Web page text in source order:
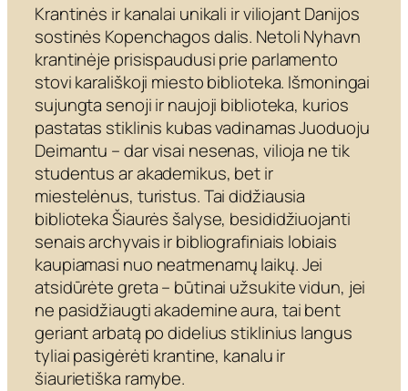
Krantinės ir kanalai unikali ir viliojant Danijos
sostinės Kopenchagos dalis. Netoli Nyhavn
krantinėje prisispaudusi prie parlamento
stovi karališkoji miesto biblioteka. Išmoningai
sujungta senoji ir naujoji biblioteka, kurios
pastatas stiklinis kubas vadinamas Juoduoju
Deimantu – dar visai nesenas, vilioja ne tik
studentus ar akademikus, bet ir
miestelėnus, turistus. Tai didžiausia
biblioteka Šiaurės šalyse, besididžiuojanti
senais archyvais ir bibliografiniais lobiais
kaupiamasi nuo neatmenamų laikų. Jei
atsidūrėte greta – būtinai užsukite vidun, jei
ne pasidžiaugti akademine aura, tai bent
geriant arbatą po didelius stiklinius langus
tyliai pasigėrėti krantine, kanalu ir
šiaurietiška ramybe.